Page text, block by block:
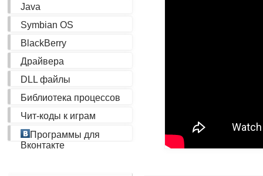
Java
Symbian OS
BlackBerry
Драйвера
DLL файлы
Библиотека процессов
Чит-коды к играм
Программы для
Вконтакте